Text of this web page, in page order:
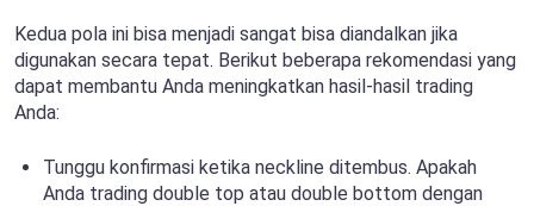
Kedua pola ini bisa menjadi sangat bisa diandalkan jika
digunakan secara tepat. Berikut beberapa rekomendasi yang
dapat membantu Anda meningkatkan hasil-hasil trading
Anda:
Tunggu konfirmasi ketika neckline ditembus. Apakah
Anda trading double top atau double bottom dengan